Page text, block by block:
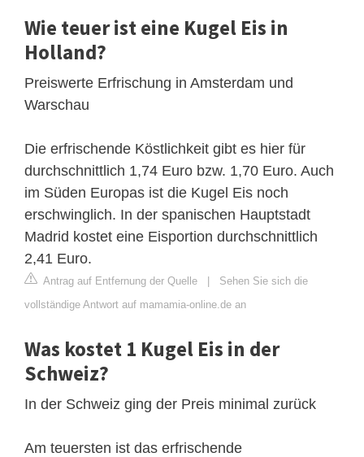
Wie teuer ist eine Kugel Eis in
Holland?
Preiswerte Erfrischung in Amsterdam und
Warschau
Die erfrischende Köstlichkeit gibt es hier für
durchschnittlich 1,74 Euro bzw. 1,70 Euro. Auch
im Süden Europas ist die Kugel Eis noch
erschwinglich. In der spanischen Hauptstadt
Madrid kostet eine Eisportion durchschnittlich
2,41 Euro.
Antrag auf Entfernung der Quelle | Sehen Sie sich die
vollständige Antwort auf mamamia-online.de an
Was kostet 1 Kugel Eis in der
Schweiz?
In der Schweiz ging der Preis minimal zurück
Am teuersten ist das erfrischende